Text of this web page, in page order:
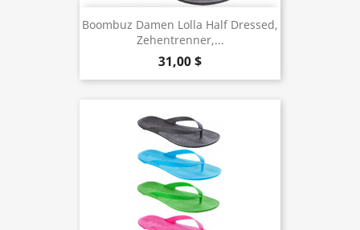
Boombuz Damen Lolla Half Dressed,
Zehentrenner,...
31,00 $